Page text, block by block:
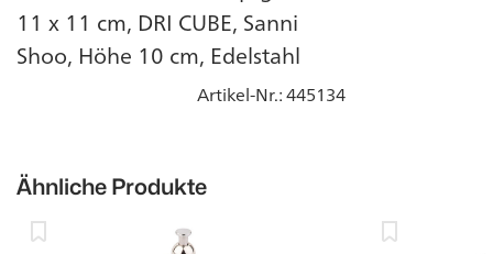
11 x 11 cm, DRI CUBE, Sanni
Shoo, Höhe 10 cm, Edelstahl
Artikel-Nr.: 445134
Ähnliche Produkte